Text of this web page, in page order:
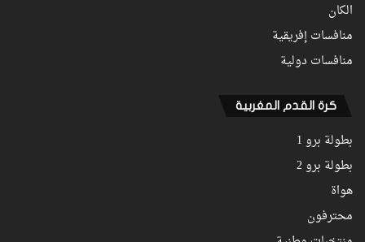
الكان
منافسات إفريقية
منافسات دولية
كرة القدم المغربية
بطولة برو 1
بطولة برو 2
هواة
محترفون